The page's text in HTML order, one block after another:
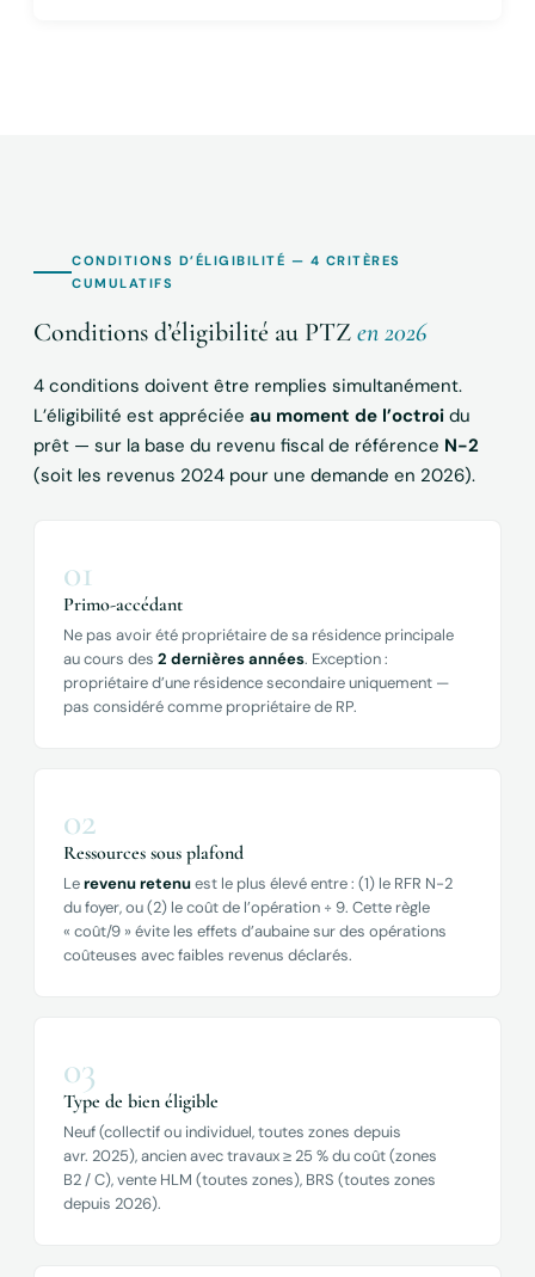
CONDITIONS D’ÉLIGIBILITÉ — 4 CRITÈRES
CUMULATIFS
Conditions d’éligibilité au PTZen 2026
4 conditions doivent être remplies simultanément.
L’éligibilité est appréciée au moment de l’octroi du
prêt — sur la base du revenu fiscal de référence N-2
(soit les revenus 2024 pour une demande en 2026).
01
Primo-accédant
Ne pas avoir été propriétaire de sa résidence principale
au cours des 2 dernières années. Exception :
propriétaire d’une résidence secondaire uniquement —
pas considéré comme propriétaire de RP.
02
Ressources sous plafond
Lerevenu retenuest le plus élevé entre : (1) le RFR N-2
du foyer, ou (2) le coût de l’opération ÷ 9. Cette règle
« coût/9 » évite les effets d’aubaine sur des opérations
coûteuses avec faibles revenus déclarés.
03
Type de bien éligible
Neuf (collectif ou individuel, toutes zones depuis
avr. 2025), ancien avec travaux ≥ 25 % du coût (zones
B2 / C), vente HLM (toutes zones), BRS (toutes zones
depuis 2026).